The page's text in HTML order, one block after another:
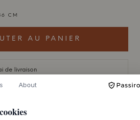
CM
AU PANIER
de livraison
About